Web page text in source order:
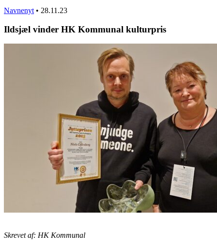
Navnenyt • 28.11.23
Ildsjæl vinder HK Kommunal kulturpris
Skrevet af: HK Kommunal